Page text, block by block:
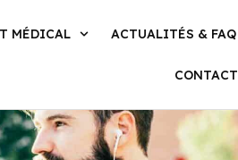
MÉDICAL ACTUALITÉS & FAQ
CONTACT